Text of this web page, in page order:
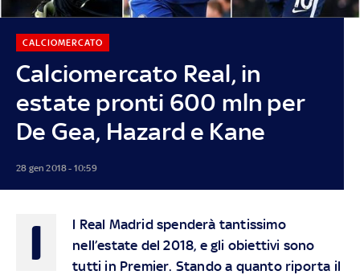
Calciomercato Real, in
estate pronti 600 mln per
De Gea, Hazard e Kane
CALCIOMERCATO
28 gen 2018 - 10:59
I
l Real Madrid spenderà tantissimo
nell’estate del 2018, e gli obiettivi sono
tutti in Premier. Stando a quanto riporta il